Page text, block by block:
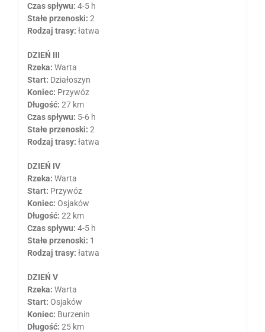
Czas spływu: 4-5 h
Stałe przenoski: 2
Rodzaj trasy: łatwa
DZIEŃ III
Rzeka: Warta
Start: Działoszyn
Koniec: Przywóz
Długość: 27 km
Czas spływu: 5-6 h
Stałe przenoski: 2
Rodzaj trasy: łatwa
DZIEŃ IV
Rzeka: Warta
Start: Przywóz
Koniec: Osjaków
Długość: 22 km
Czas spływu: 4-5 h
Stałe przenoski: 1
Rodzaj trasy: łatwa
DZIEŃ V
Rzeka: Warta
Start: Osjaków
Koniec: Burzenin
Długość: 25 km